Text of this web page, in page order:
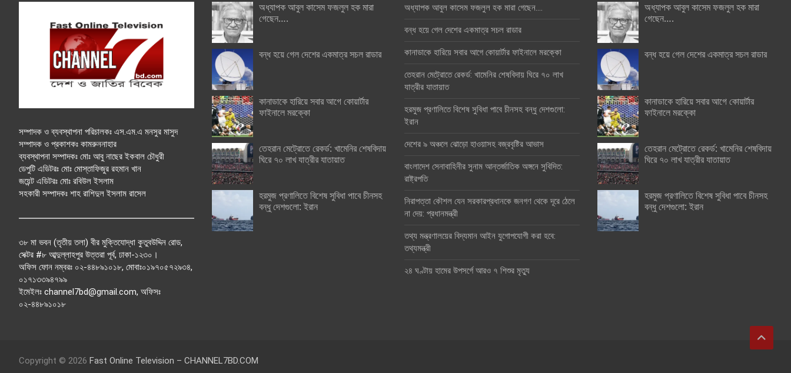
সম্পাদক ও ব্যবস্থাপনা পরিচালকঃ এস.এম.এ মনসুর মাসুদ
সম্পাদক ও প্রকাশকঃ কামরুননাহার
ব্যবস্থাপনা সম্পাদকঃ মোঃ আবু নাছের ইকবাল চৌধুরী
ডেপুটি এডিটরঃ মোঃ মোস্তাফিজুর রহমান খান
জয়েন্ট এডিটরঃ মোঃ রবিউল ইসলাম
সহকারী সম্পাদকঃ শাহ রাশিদুল ইসলাম রাসেল
৩৮ মা ভবন (তৃতীয় তলা) বীর মুক্তিযোদ্ধা কুতুবউদ্দিন রোড,
সেক্টর #৮ আব্দুল্লাহপুর উত্তরা পূর্ব, ঢাকা-১২৩০।
অফিস ফোন নম্বরঃ ০২-৪৪৮৯১০১৮, মোবাঃ০১৯৭০৫৭২৯৩৪,
০১৭১৩৩৯৪৭৯৯
ইমেইলঃ channel7bd@gmail.com, অফিসঃ
০২-৪৪৮৯১০১৮
অধ্যাপক আবুল কাসেম ফজলুল হক মারা
গেছেন….
বন্ধ হয়ে গেল দেশের একমাত্র সচল রাডার
কানাডাকে হারিয়ে সবার আগে কোয়ার্টার
ফাইনালে মরক্কো
তেহরান মেট্রোতে রেকর্ড: খামেনির শেষবিদায়
ঘিরে ৭০ লাখ যাত্রীর যাতায়াত
হরমুজ প্রণালিতে বিশেষ সুবিধা পাবে চীনসহ
বন্ধু দেশগুলো: ইরান
অধ্যাপক আবুল কাসেম ফজলুল হক মারা গেছেন….
বন্ধ হয়ে গেল দেশের একমাত্র সচল রাডার
কানাডাকে হারিয়ে সবার আগে কোয়ার্টার ফাইনালে মরক্কো
তেহরান মেট্রোতে রেকর্ড: খামেনির শেষবিদায় ঘিরে ৭০ লাখ
যাত্রীর যাতায়াত
হরমুজ প্রণালিতে বিশেষ সুবিধা পাবে চীনসহ বন্ধু দেশগুলো:
ইরান
দেশের ৯ অঞ্চলে ঝোড়ো হাওয়াসহ বজ্রবৃষ্টির আভাস
বাংলাদেশ সেনাবাহিনীর সুনাম আন্তর্জাতিক অঙ্গনে সুবিদিত:
রাষ্ট্রপতি
নিরাপত্তা কৌশল যেন সরকারপ্রধানকে জনগণ থেকে দূরে ঠেলে
না দেয়: প্রধানমন্ত্রী
তথ্য মন্ত্রণালয়ের বিদ্যমান আইন যুগোপযোগী করা হবে:
তথ্যমন্ত্রী
২৪ ঘণ্টায় হামের উপসর্গে আরও ৭ শিশুর মৃত্যু
অধ্যাপক আবুল কাসেম ফজলুল হক মারা
গেছেন….
বন্ধ হয়ে গেল দেশের একমাত্র সচল রাডার
কানাডাকে হারিয়ে সবার আগে কোয়ার্টার
ফাইনালে মরক্কো
তেহরান মেট্রোতে রেকর্ড: খামেনির শেষবিদায়
ঘিরে ৭০ লাখ যাত্রীর যাতায়াত
হরমুজ প্রণালিতে বিশেষ সুবিধা পাবে চীনসহ
বন্ধু দেশগুলো: ইরান
Copyright © 2026 Fast Online Television – CHANNEL7BD.COM